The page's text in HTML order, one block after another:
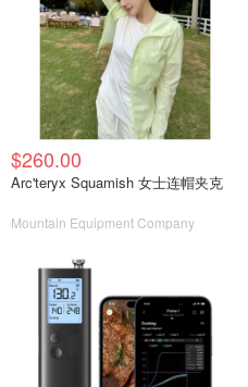
$260.00
Arc'teryx Squamish 女士连帽夹克
Mountain Equipment Company